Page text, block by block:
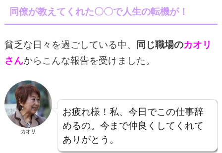
同僚が教えてくれた〇〇で人生の転機が！
貧乏な日々を過ごしている中、 同じ職場のカオリ
さんからこんな報告を受けました。
カオリ
お疲れ様！私、今日でこの仕事辞
めるの。今まで仲良くしてくれて
ありがとう。